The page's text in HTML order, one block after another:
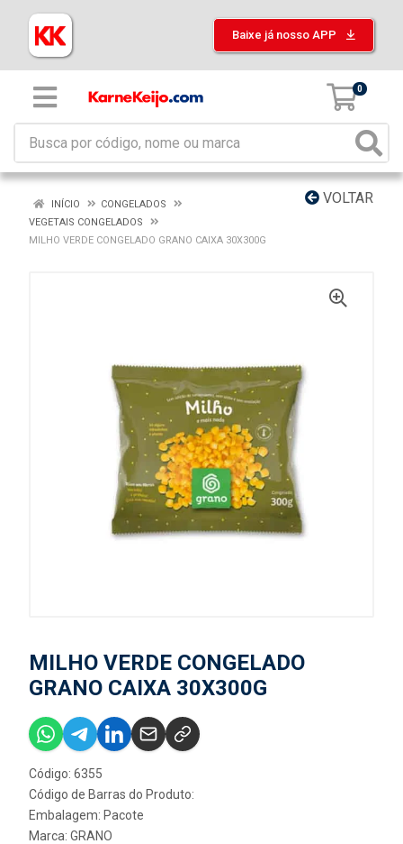
Baixe já nosso APP
0
VOLTAR
INÍCIO
CONGELADOS
VEGETAIS CONGELADOS
MILHO VERDE CONGELADO GRANO CAIXA 30X300G
MILHO VERDE CONGELADO
GRANO CAIXA 30X300G
Código: 6355
Código de Barras do Produto:
Embalagem: Pacote
Marca: GRANO